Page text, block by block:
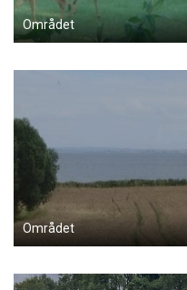
Området
Området